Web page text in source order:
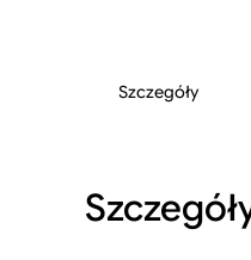
Szczegóły